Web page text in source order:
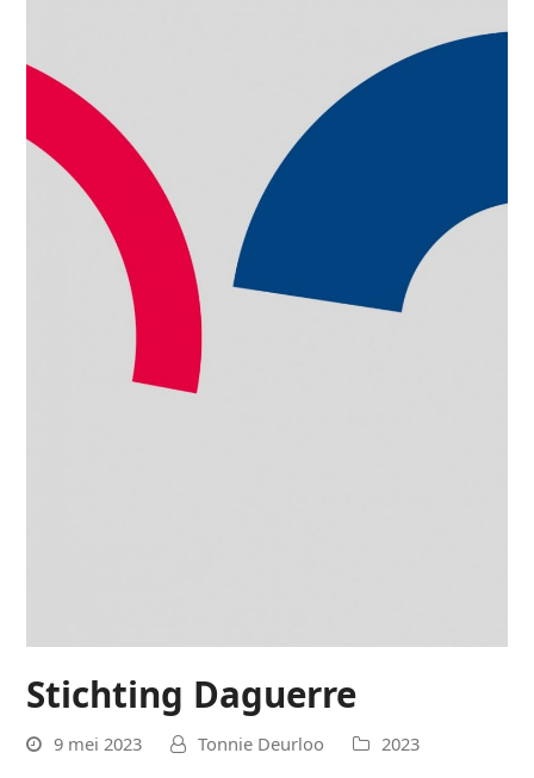
Stichting Daguerre
9 mei 2023 Tonnie Deurloo 2023